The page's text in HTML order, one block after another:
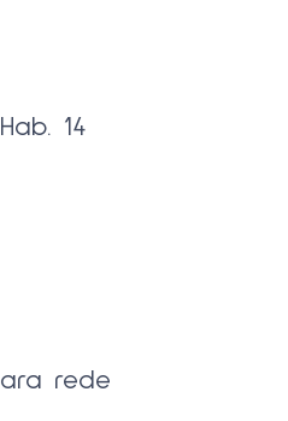
14
rede